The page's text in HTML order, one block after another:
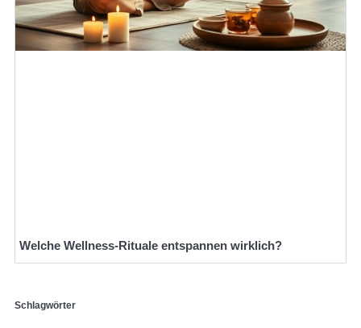
Welche Wellness-Rituale entspannen wirklich?
Schlagwörter